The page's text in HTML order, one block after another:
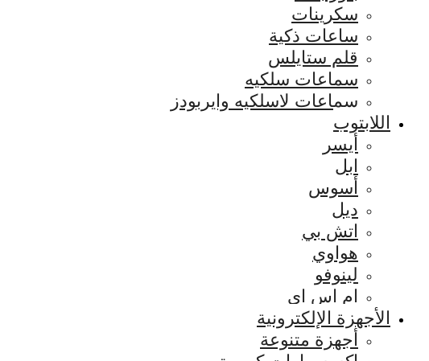
سكرينات
ساعات ذكية
قلم ستايلس
سماعات سلكيه
سماعات لاسلكيه وايربودز
اللابتوب
أيسر
ابل
أسوس
ديل
اتش بي
هواوي
لينوفو
ام اس اي
الأجهزة الإلكترونية
أجهزة متنوعة